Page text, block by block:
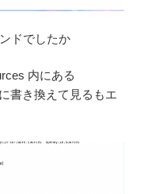
ドでしたか
内にある
書き換えて見るもエ